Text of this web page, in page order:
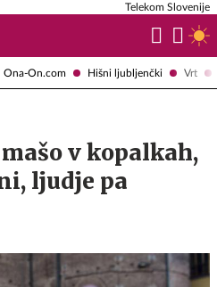
Ona-On.com Hišni ljubljenčki Vrt
Telekom Slovenije
v kopalkah,
ljudje pa